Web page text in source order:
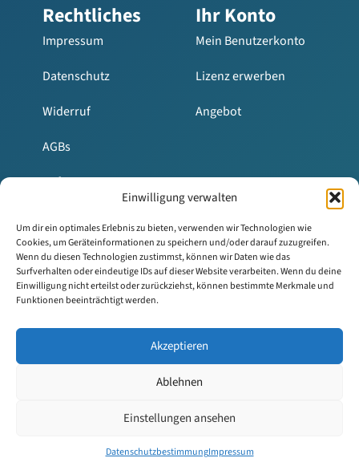
Einwilligung verwalten
Um dir ein optimales Erlebnis zu bieten, verwenden wir Technologien wie
Cookies, um Geräteinformationen zu speichern und/oder darauf zuzugreifen.
Wenn du diesen Technologien zustimmst, können wir Daten wie das
Surfverhalten oder eindeutige IDs auf dieser Website verarbeiten. Wenn du deine
Einwilligung nicht erteilst oder zurückziehst, können bestimmte Merkmale und
Funktionen beeinträchtigt werden.
Akzeptieren
Ablehnen
Einstellungen ansehen
DatenschutzbestimmungImpressum
Rechtliches
Impressum
Datenschutz
Widerruf
AGBs
Haftung
Ihr Konto
Mein Benutzerkonto
Lizenz erwerben
Angebot
© Clever in Rente. Alle Inhalte dieser Website sind
urheberrechtlich geschützt. Eine Nutzung, Vervielfältigung
gestattet. Weitere Informationen sowie
Nutzungsbedingungen finden Sie in unseren AGB oder auf
rechtliche Schritte vor.